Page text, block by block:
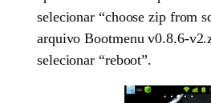
selecionar “choose zip from
arquivo Bootmenu v0.8.6-
selecionar “reboot”.